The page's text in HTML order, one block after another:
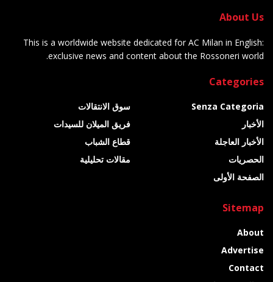
About Us
This is a worldwide website dedicated for AC Milan in English:
exclusive news and content about the Rossoneri world.
Categories
Senza Categoria
الأخبار
الأخبار العاجلة
الحصريات
الصفحة الأولى
سوق الانتقالات
فريق الميلان للسيدات
قطاع الشباب
مقالات تحليلية
Sitemap
About
Advertise
Contact